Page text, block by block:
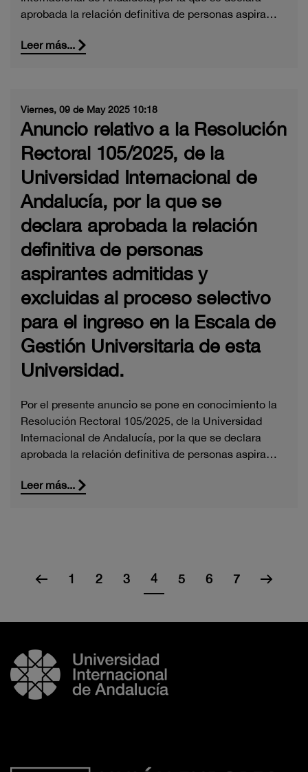
aprobada la relación definitiva de personas aspira…
Leer más...
Viernes, 09 de May 2025 10:18
Anuncio relativo a la Resolución
Rectoral 105/2025, de la
Universidad Internacional de
Andalucía, por la que se
declara aprobada la relación
definitiva de personas
aspirantes admitidas y
excluidas al proceso selectivo
para el ingreso en la Escala de
Gestión Universitaria de esta
Universidad.
Por el presente anuncio se pone en conocimiento la
Resolución Rectoral 105/2025, de la Universidad
Internacional de Andalucía, por la que se declara
aprobada la relación definitiva de personas aspira…
Leer más...
1 2 3 4 5 6 7